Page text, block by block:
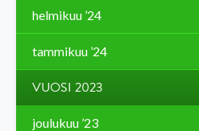
helmikuu ’24
tammikuu ’24
VUOSI 2023
joulukuu ’23